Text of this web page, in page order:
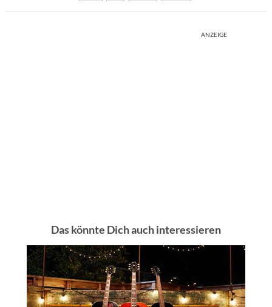
ANZEIGE
Das könnte Dich auch interessieren